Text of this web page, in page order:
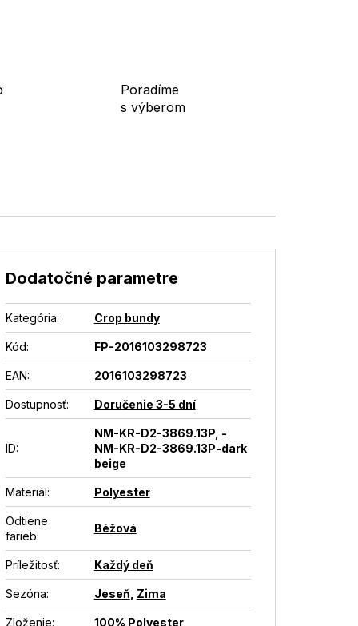
Poradíme
s výberom
Dodatočné parametre
Kategória: Crop bundy
Kód: FP-2016103298723
EAN: 2016103298723
Dostupnosť: Doručenie 3-5 dní
ID:
NM-KR-D2-3869.13P, -
NM-KR-D2-3869.13P-dark
beige
Materiál: Polyester
Odtiene
farieb:
Béžová
Príležitosť: Každý deň
Sezóna: Jeseň Zima
Zloženie: 100% Polyester